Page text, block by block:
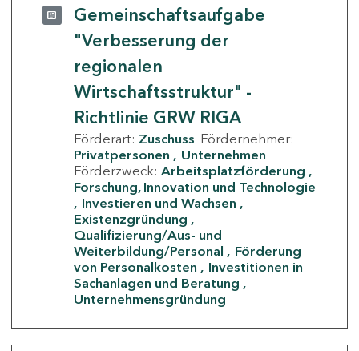
Gemeinschaftsaufgabe
"Verbesserung der
regionalen
Wirtschaftsstruktur" -
Richtlinie GRW RIGA
Förderart: Zuschuss Fördernehmer:
Privatpersonen
Unternehmen
Förderzweck: Arbeitsplatzförderung
Forschung, Innovation und Technologie
Investieren und Wachsen
Existenzgründung
Qualifizierung/Aus- und
Weiterbildung/Personal
Förderung
von Personalkosten
Investitionen in
Sachanlagen und Beratung
Unternehmensgründung